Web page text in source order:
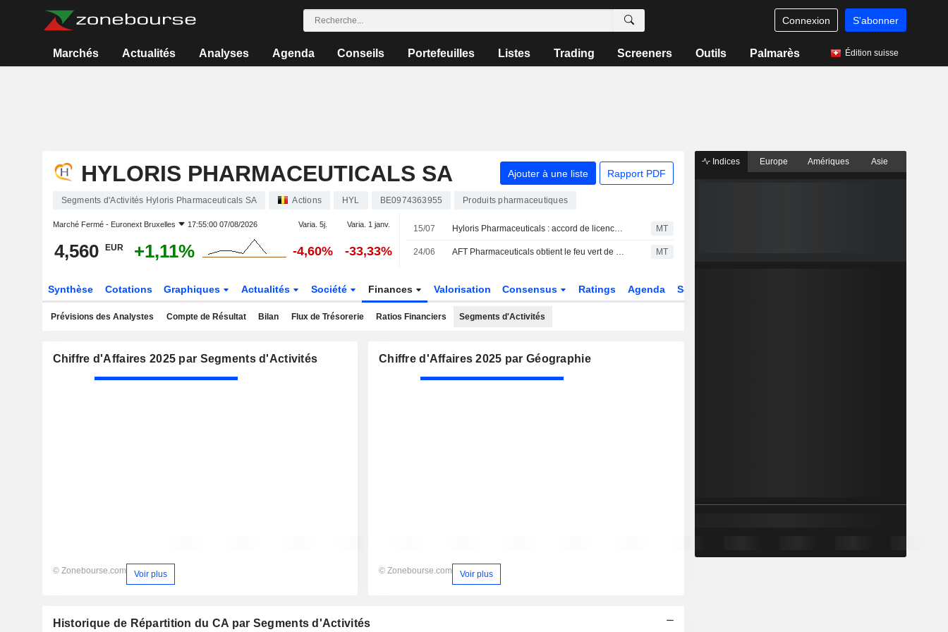
Connexion S'abonner
Marchés Actualités Analyses Agenda Conseils Portefeuilles Listes Trading Screeners Outils Palmarès Édition suisse
HYLORIS PHARMACEUTICALS SA Ajouter à une liste Rapport PDF
Segments d'Activités Hyloris Pharmaceuticals SA Actions HYL BE0974363955 Produits pharmaceutiques
Marché Fermé - Euronext Bruxelles 17:55:00 07/08/2026 Varia. 5j. Varia. 1 janv.
4,560 EUR +1,11% -4,60% -33,33%
15/07 Hyloris Pharmaceuticals : accord de licence exclusif pour l'antalgique Maxigesic en Chine MT
24/06 AFT Pharmaceuticals obtient le feu vert de la FDA américaine pour un essai de phase 3 de son traitement injectable contre la carence en fer MT
Synthèse Cotations Graphiques Actualités Société Finances Valorisation Consensus Ratings Agenda Secteur
Prévisions des Analystes Compte de Résultat Bilan Flux de Trésorerie Ratios Financiers Segments d'Activités
Chiffre d'Affaires 2025 par Segments d'Activités
© Zonebourse.com Voir plus
Chiffre d'Affaires 2025 par Géographie
© Zonebourse.com Voir plus
Historique de Répartition du CA par Segments d'Activités
Indices Europe Amériques Asie